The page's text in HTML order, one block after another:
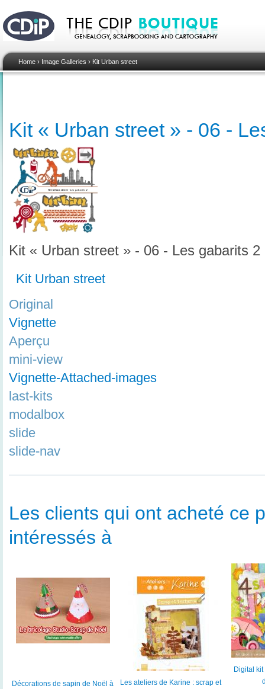
Home › Image Galleries › Kit Urban street
Kit « Urban street » - 06 -
Kit « Urban street » - 06 - Les gabarits 2
Kit Urban street
Original
Vignette
Aperçu
mini-view
Vignette-Attached-images
last-kits
modalbox
slide
slide-nav
Les clients qui ont acheté ce
intéressés à
Décorations de sapin de Noël à
Les ateliers de Karine : scrap et
Digital